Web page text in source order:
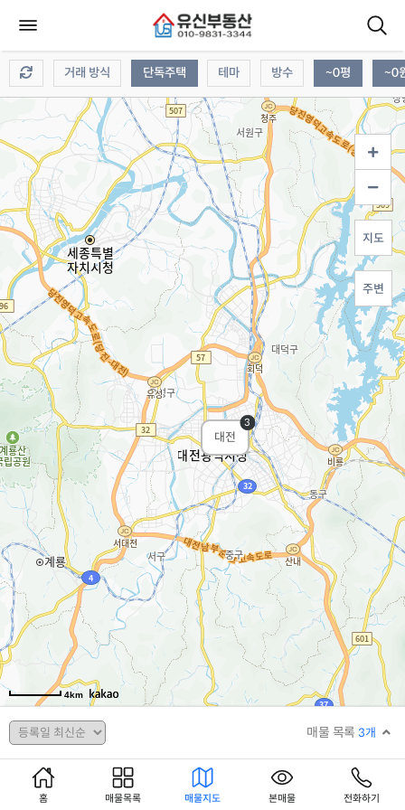
거래 방식 단독주택 테마 방수 ~0평 ~0
지도
주변
대전
3
4km
매물 목록 3개
단독주택
5억
홈 매물목록 매물지도 본매물 전화하기